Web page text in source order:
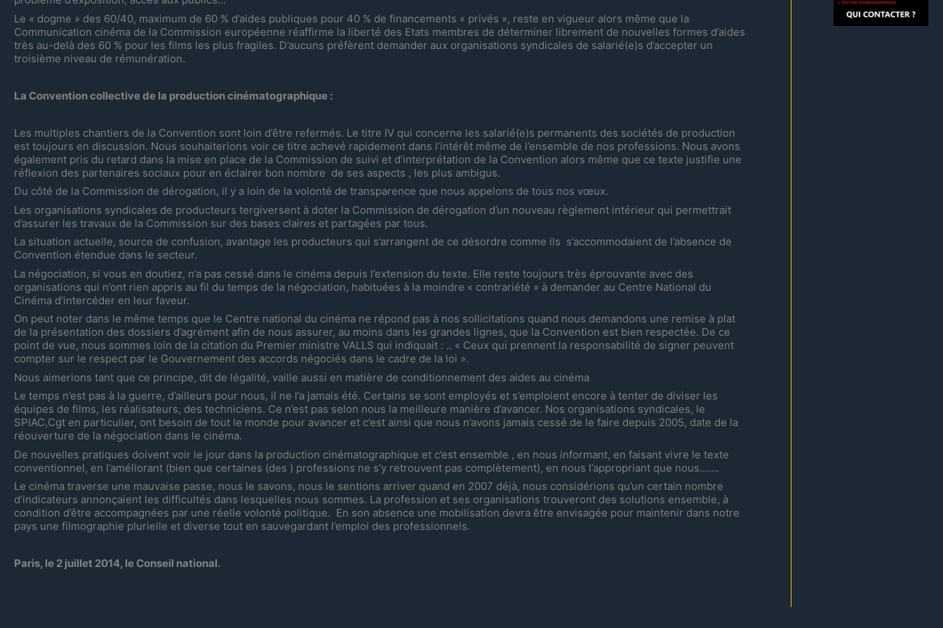
Le « dogme » des 60/40, maximum de 60 % d’aides publiques pour 40 % de financements « privés », reste en vigueur alors même que la
Communication cinéma de la Commission européenne réaffirme la liberté des Etats membres de déterminer librement de nouvelles formes d’aides
très au-delà des 60 % pour les films les plus fragiles. D’aucuns préfèrent demander aux organisations syndicales de salarié(e)s d’accepter un
troisième niveau de rémunération.
La Convention collective de la production cinématographique :
Les multiples chantiers de la Convention sont loin d’être refermés. Le titre IV qui concerne les salarié(e)s permanents des sociétés de production
est toujours en discussion. Nous souhaiterions voir ce titre achevé rapidement dans l’intérêt même de l’ensemble de nos professions. Nous avons
également pris du retard dans la mise en place de la Commission de suivi et d’interprétation de la Convention alors même que ce texte justifie une
réflexion des partenaires sociaux pour en éclairer bon nombre de ses aspects , les plus ambigus.
Du côté de la Commission de dérogation, il y a loin de la volonté de transparence que nous appelons de tous nos vœux.
Les organisations syndicales de producteurs tergiversent à doter la Commission de dérogation d’un nouveau règlement intérieur qui permettrait
d’assurer les travaux de la Commission sur des bases claires et partagées par tous.
La situation actuelle, source de confusion, avantage les producteurs qui s’arrangent de ce désordre comme ils s’accommodaient de l’absence de
Convention étendue dans le secteur.
La négociation, si vous en doutiez, n’a pas cessé dans le cinéma depuis l’extension du texte. Elle reste toujours très éprouvante avec des
organisations qui n’ont rien appris au fil du temps de la négociation, habituées à la moindre « contrariété » à demander au Centre National du
Cinéma d’intercéder en leur faveur.
On peut noter dans le même temps que le Centre national du cinéma ne répond pas à nos sollicitations quand nous demandons une remise à plat
de la présentation des dossiers d’agrément afin de nous assurer, au moins dans les grandes lignes, que la Convention est bien respectée. De ce
point de vue, nous sommes loin de la citation du Premier ministre VALLS qui indiquait : .. « Ceux qui prennent la responsabilité de signer peuvent
compter sur le respect par le Gouvernement des accords négociés dans le cadre de la loi ».
Nous aimerions tant que ce principe, dit de légalité, vaille aussi en matière de conditionnement des aides au cinéma
Le temps n’est pas à la guerre, d’ailleurs pour nous, il ne l’a jamais été. Certains se sont employés et s’emploient encore à tenter de diviser les
équipes de films, les réalisateurs, des techniciens. Ce n’est pas selon nous la meilleure manière d’avancer. Nos organisations syndicales, le
SPIAC,Cgt en particulier, ont besoin de tout le monde pour avancer et c’est ainsi que nous n’avons jamais cessé de le faire depuis 2005, date de la
réouverture de la négociation dans le cinéma.
De nouvelles pratiques doivent voir le jour dans la production cinématographique et c’est ensemble , en nous informant, en faisant vivre le texte
conventionnel, en l’améliorant (bien que certaines (des ) professions ne s’y retrouvent pas complètement), en nous l’appropriant que nous…….
Le cinéma traverse une mauvaise passe, nous le savons, nous le sentions arriver quand en 2007 déjà, nous considérions qu’un certain nombre
d’indicateurs annonçaient les difficultés dans lesquelles nous sommes. La profession et ses organisations trouveront des solutions ensemble, à
condition d’être accompagnées par une réelle volonté politique. En son absence une mobilisation devra être envisagée pour maintenir dans notre
pays une filmographie plurielle et diverse tout en sauvegardant l’emploi des professionnels.
Paris, le 2 juillet 2014, le Conseil national.